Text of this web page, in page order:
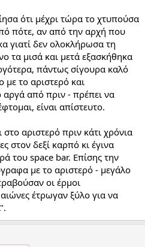
ότι μέχρι τώρα το χτυπούσα
πότε, αν από την αρχή που
γιατί δεν ολοκλήρωσα τη
τα μισά και μετά εξασκήθηκα
πάντως σίγουρα καλό
το αριστερό και
αργά από πριν - πρέπει να
είναι απίστευτο.
αριστερό πριν κάτι χρόνια
στον δεξί καρπό κι έγινα
του space bar. Επίσης την
με το αριστερό - μεγάλο
οι έρμοι
έτρωγαν ξύλο για να